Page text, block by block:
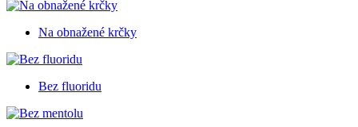
Na obnažené krčky
Bez fluoridu